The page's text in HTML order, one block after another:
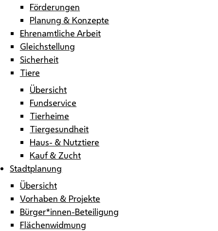
Förderungen
Planung & Konzepte
Ehrenamtliche Arbeit
Gleichstellung
Sicherheit
Tiere
Übersicht
Fundservice
Tierheime
Tiergesundheit
Haus- & Nutztiere
Kauf & Zucht
Stadtplanung
Übersicht
Vorhaben & Projekte
Bürger*innen-Beteiligung
Flächenwidmung